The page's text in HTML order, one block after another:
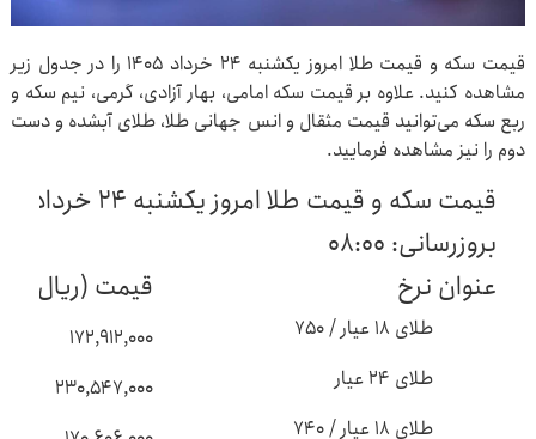
قیمت سکه و قیمت طلا امروز یکشنبه ۲۴ خرداد ۱۴۰۵ را در جدول زیر
مشاهده کنید. علاوه بر قیمت سکه امامی، بهار آزادی، گرمی، نیم سکه و
ربع سکه می‌توانید قیمت مثقال و انس جهانی طلا، طلای آبشده و دست
دوم را نیز مشاهده فرمایید.
قیمت سکه و قیمت طلا امروز یکشنبه ۲۴ خرداد ۱۴۰۵
بروزرسانی: ۰۸:۰۰
عنوان نرخ
قیمت (ریال)
طلای ۱۸ عیار / ۷۵۰
۱۷۲,۹۱۲,۰۰۰
طلای ۲۴ عیار
۲۳۰,۵۴۷,۰۰۰
طلای ۱۸ عیار / ۷۴۰